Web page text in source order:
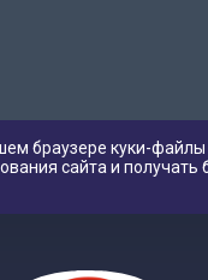
браузере куки-
сайта и